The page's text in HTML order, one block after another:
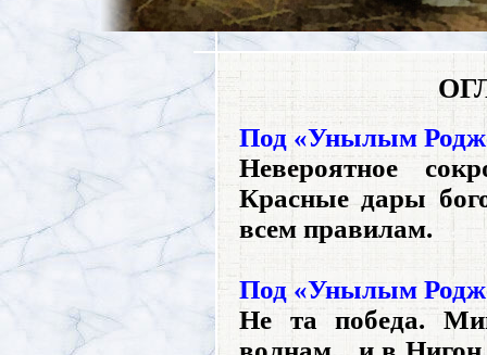
Под «Унылым
Невероятное
Красные дары
всем правилам.
Под «Унылым
Не та победа.